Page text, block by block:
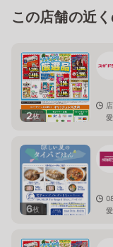
この店舗の近
2枚
6枚